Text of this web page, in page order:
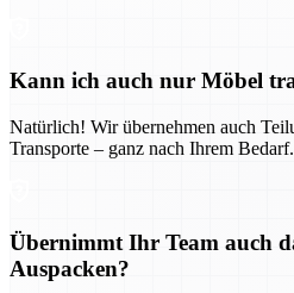
Kann ich auch nur Möbel
Natürlich! Wir übernehmen auch
Transporte – ganz nach Ihrem Bedarf.
Übernimmt Ihr Team auch
Auspacken?